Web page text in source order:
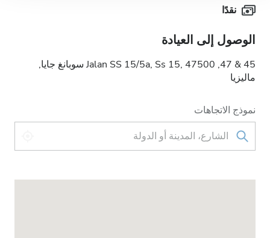
نقدًا
الوصول إلى العيادة
45 & 47, Jalan SS 15/5a, Ss 15, 47500 سوبانغ جايا,
ماليزيا
نموذج الاتجاهات